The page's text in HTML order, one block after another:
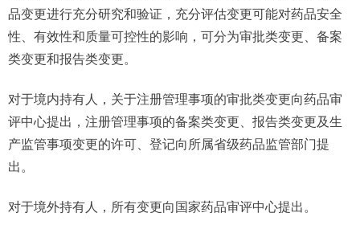
品变更进行充分研究和验证，充分评估变更可能对药品安全
性、有效性和质量可控性的影响，可分为审批类变更、备案
类变更和报告类变更。
对于境内持有人，关于注册管理事项的审批类变更向药品审
评中心提出，注册管理事项的备案类变更、报告类变更及生
产监管事项变更的许可、登记向所属省级药品监管部门提
出。
对于境外持有人，所有变更向国家药品审评中心提出。